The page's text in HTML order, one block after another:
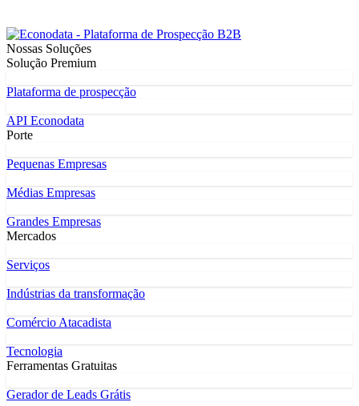
Nossas Soluções
Solução Premium
Plataforma de prospecção
API Econodata
Porte
Pequenas Empresas
Médias Empresas
Grandes Empresas
Mercados
Serviços
Indústrias da transformação
Comércio Atacadista
Tecnologia
Ferramentas Gratuitas
Gerador de Leads Grátis